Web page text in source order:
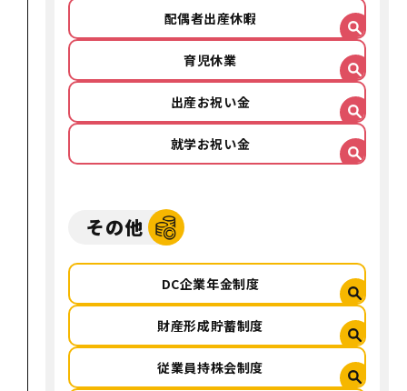
配偶者出産休暇
育児休業
出産お祝い金
就学お祝い金
その他
DC企業年金制度
財産形成貯蓄制度
従業員持株会制度